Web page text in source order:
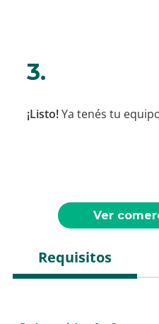
3.
¡Listo!Ya tenés tu
Ver
Requisitos